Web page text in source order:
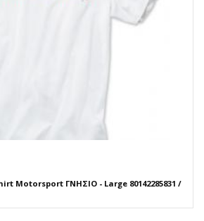
Motorsport ΓΝΗΣΙΟ - Large 80142285831 /